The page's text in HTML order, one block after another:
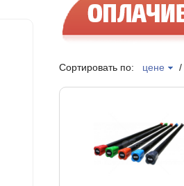
Сортировать по: цене